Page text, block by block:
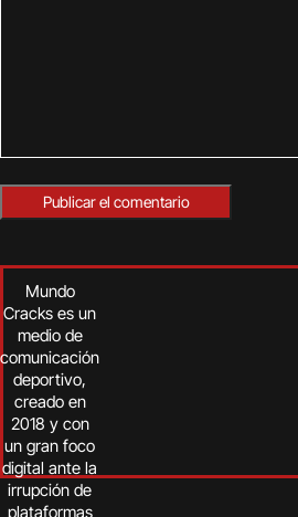
Mundo
Cracks es un
medio de
comunicación
deportivo,
creado en
2018 y con
un gran foco
digital ante la
irrupción de
plataformas